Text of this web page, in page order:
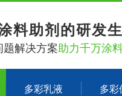
料助剂的研发
解决方案助力千万涂
多彩乳液 多彩